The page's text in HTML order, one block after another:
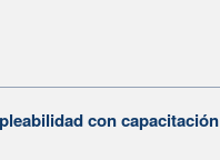
con capacitación